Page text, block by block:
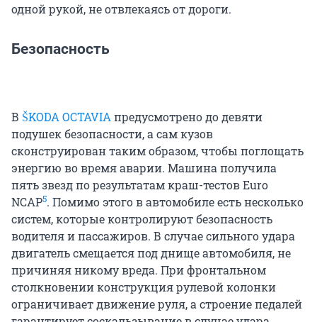
одной рукой, не отвлекаясь от дороги.
Безопасность
В ŠKODA OCTAVIA предусмотрено до девяти
подушек безопасности, а сам кузов
сконструирован таким образом, чтобы поглощать
энергию во время аварии. Машина получила
пять звезд по результатам краш-тестов Euro
NCAP5. Помимо этого в автомобиле есть несколько
систем, которые контролируют безопасность
водителя и пассажиров. В случае сильного удара
двигатель смещается под днище автомобиля, не
причиняя никому вреда. При фронтальном
столкновении конструкция рулевой колонки
ограничивает движение руля, а строение педалей